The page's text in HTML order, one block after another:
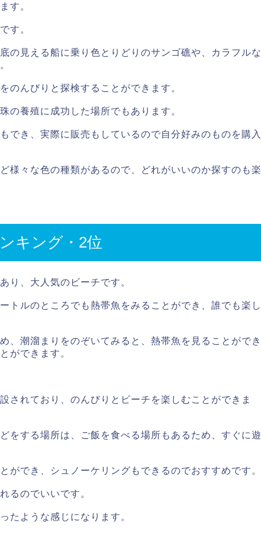
す。
す。
の見える船に乗り色とりどりのサンゴ礁や、カラフルな
のんびりと探検することができます。
の養殖に成功した場所でもあります。
でき、実際に販売もしているので自分好みのものを購入
様々な色の種類があるので、どれがいいのか探すのも楽
キング・2位
り、大人気のビーチです。
トルのところでも熱帯魚をみることができ、誰でも楽し
、潮溜まりをのぞいてみると、熱帯魚を見ることができ
ができます。
されており、のんびりとビーチを楽しむことができま
をする場所は、ご飯を食べる場所もあるため、すぐに遊
ができ、シュノーケリングもできるのでおすすめです。
るのでいいです。
たような感じになります。